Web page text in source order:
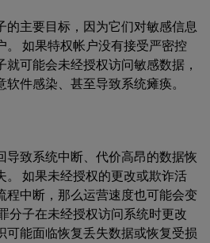
的主要目标，因为它们对敏感信息
。 如果特权帐户没有接受严密控
可能会未经授权访问敏感数据，
件感染、甚至导致系统瘫痪。
导致系统中断、代价高昂的数据恢
。 如果未经授权的更改或欺诈活
程中断，那么运营速度也可能会变
分子在未经授权访问系统时更改
可能面临恢复丢失数据或恢复受损